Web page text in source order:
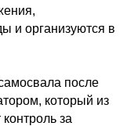
и организуются в
после
который из
за